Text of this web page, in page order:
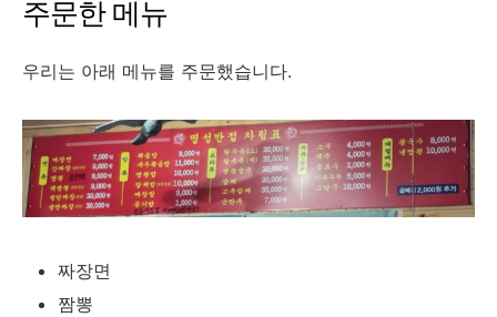
주문한 메뉴
우리는 아래 메뉴를 주문했습니다.
짜장면
짬뽕